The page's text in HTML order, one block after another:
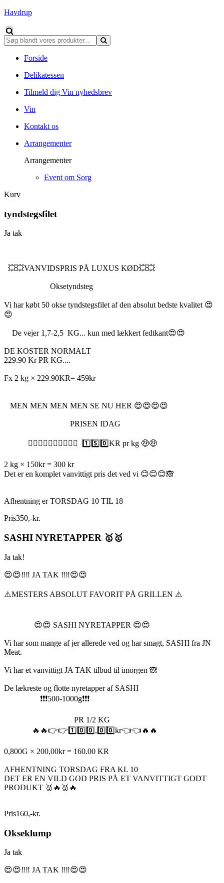
Havdrup
Forside
Delikatessen
Tilmeld dig Vin nyhedsbrev
Vin
Kontakt os
Arrangementer
Arrangementer
Event om Sorg
Kurv
tyndstegsfilet
Ja tak
💥💥VANVIDSPRIS PÅ LUXUS KØD💥💥
Oksetyndsteg
Vi har købt 50 okse tyndstegsfilet af den absolut bedste kvalitet 😍
😍
De vejer 1,7-2,5 KG... kun med lækkert fedtkant😍😍
DE KOSTER NORMALT
229.90 Kr PR KG....
Fx 2 kg × 229.90KR= 459kr
MEN MEN MEN MEN SE NU HER 😍😍😍😍
PRISEN IDAG
👉🏼👉🏼👉🏼👉🏼👉🏼 1️⃣5️⃣0️⃣KR pr kg 🤑🤑
2 kg × 150kr = 300 kr
Det er en komplet vanvittigt pris det ved vi 😊😊😊🙈
Afhentning er TORSDAG 10 TIL 18
Pris350,-kr.
SASHI NYRETAPPER 🥇🥇
Ja tak!
😍😍‼️‼️ JA TAK ‼️‼️😍😍
⚠️MESTERS ABSOLUT FAVORIT PÅ GRILLEN ⚠️
😍😍 SASHI NYRETAPPER 😍😍
Vi har som mange af jer allerede ved og har smagt, SASHI fra JN
Meat.
Vi har et vanvittigt JA TAK tilbud til imorgen 🙈
De lækreste og flotte nyretapper af SASHI
❗️❗️❗️500-1000g❗️❗️❗️
PR 1/2 KG
🔥🔥👉👉1️⃣0️⃣0️⃣,0️⃣0️⃣kr👈👈🔥🔥
0,800G × 200,00kr = 160.00 KR
AFHENTNING TORSDAG FRA KL 10
DET ER EN VILD GOD PRIS PÅ ET VANVITTIGT GODT
PRODUKT 🥇🔥🥇🔥
Pris160,-kr.
Okseklump
Ja tak
😍😍‼️‼️ JA TAK ‼️‼️😍😍